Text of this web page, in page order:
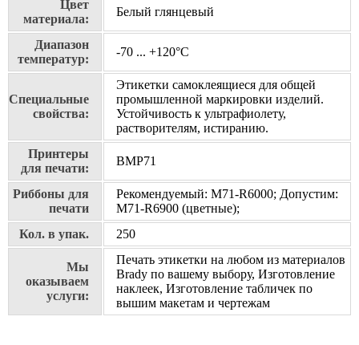
Цвет
материала:
Белый глянцевый
Диапазон
температур:
-70 ... +120°С
Специальные
свойства:
Этикетки самоклеящиеся для общей
промышленной маркировки изделий.
Устойчивость к ультрафиолету,
растворителям, истиранию.
Принтеры
для печати:
BMP71
Риббоны для
печати
Рекомендуемый: M71-R6000; Допустим:
M71-R6900 (цветные);
Кол. в упак.
250
Мы
оказываем
услуги:
Печать этикетки на любом из материалов
Brady по вашему выбору, Изготовление
наклеек, Изготовление табличек по
вышим макетам и чертежам